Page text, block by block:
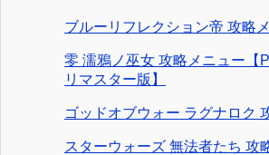
ブルーリフレクション帝 攻略
零 濡鴉ノ巫女 攻略メニュー【
リマスター版】
ゴッドオブウォー ラグナロク
スターウォーズ 無法者たち 攻